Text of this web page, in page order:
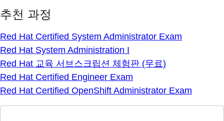
추천 과정
Red Hat Certified System Administrator Exam
Red Hat System Administration I
Red Hat 교육 서브스크립션 체험판 (무료)
Red Hat Certified Engineer Exam
Red Hat Certified OpenShift Administrator Exam